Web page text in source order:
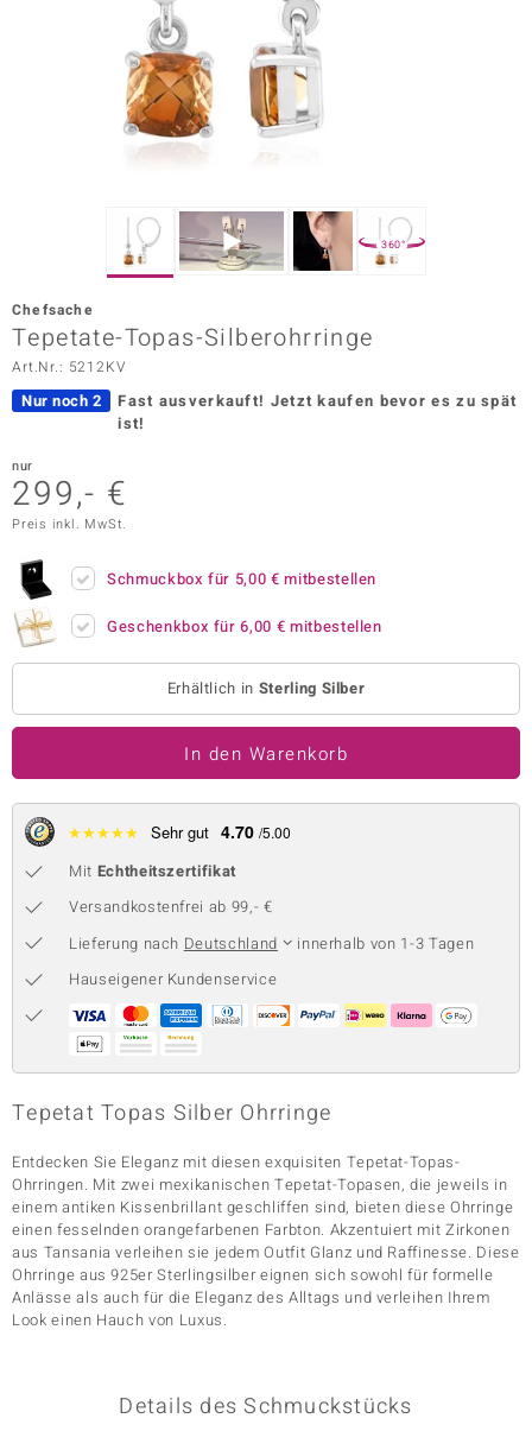
Vogue
Collection
Collection
360°
Chefsache
Tepetate-Topas-Silberohrringe
Art.Nr.: 5212KV
Nur noch 2 Fast ausverkauft! Jetzt kaufen bevor es zu spät
ist!
nur
299,- €
Preis inkl. MwSt.
Schmuckbox für 5,00 € mitbestellen
Geschenkbox für6,00 € mitbestellen
Erhältlich in Sterling Silber
In den Warenkorb
★★★★★ Sehr gut 4.70 /5.00
Mit Echtheitszertifikat
Versandkostenfrei ab 99,- €
Lieferung nach Deutschland
innerhalb von 1-3 Tagen
Hauseigener Kundenservice
Tepetat Topas Silber Ohrringe
Entdecken Sie Eleganz mit diesen exquisiten Tepetat-Topas-
Ohrringen. Mit zwei mexikanischen Tepetat-Topasen, die jeweils in
einem antiken Kissenbrillant geschliffen sind, bieten diese Ohrringe
einen fesselnden orangefarbenen Farbton. Akzentuiert mit Zirkonen
aus Tansania verleihen sie jedem Outfit Glanz und Raffinesse. Diese
Ohrringe aus 925er Sterlingsilber eignen sich sowohl für formelle
Anlässe als auch für die Eleganz des Alltags und verleihen Ihrem
Look einen Hauch von Luxus.
Details des Schmuckstücks